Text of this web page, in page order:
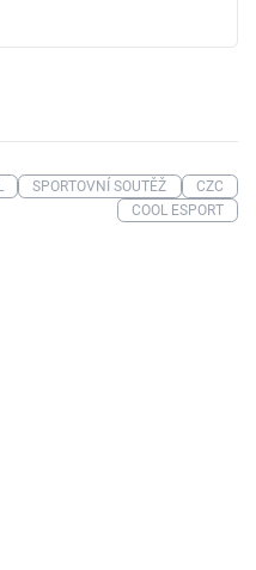
SPORTOVNÍ SOUTĚŽ
CZC
COOL ESPORT